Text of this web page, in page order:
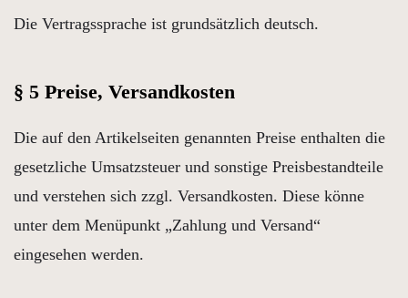
Die Vertragssprache ist grundsätzlich deutsch.
§ 5 Preise, Versandkosten
Die auf den Artikelseiten genannten Preise enthalten die
gesetzliche Umsatzsteuer und sonstige Preisbestandteile
und verstehen sich zzgl. Versandkosten. Diese könne
unter dem Menüpunkt „Zahlung und Versand“
eingesehen werden.